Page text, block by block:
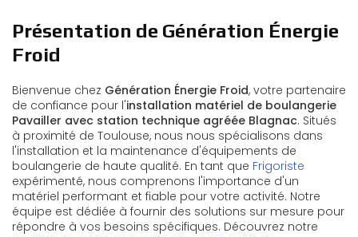
Présentation de Génération Énergie
Froid
Bienvenue chez Génération Énergie Froid, votre partenaire
de confiance pour l'installation matériel de boulangerie
Pavailler avec station technique agréée Blagnac. Situés
à proximité de Toulouse, nous nous spécialisons dans
l'installation et la maintenance d'équipements de
boulangerie de haute qualité. En tant que Frigoriste
expérimenté, nous comprenons l'importance d'un
matériel performant et fiable pour votre activité. Notre
équipe est dédiée à fournir des solutions sur mesure pour
répondre à vos besoins spécifiques. Découvrez notre